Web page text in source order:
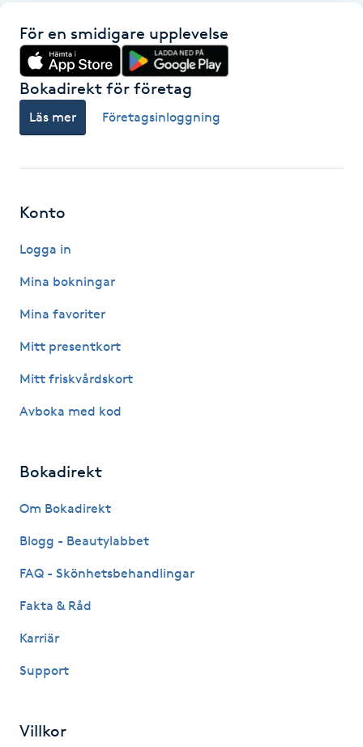
Kinesiologi
Kinesisk medicin
Kiropraktik
Klippning ungdom
Kosmetisk tatuering
Kroppspeeling
Kärlbehandling
För en smidigare upplevelse
Bokadirekt för företag
Läs mer Företagsinloggning
Konto
Logga in
Mina bokningar
Mina favoriter
Mitt presentkort
Mitt friskvårdskort
Avboka med kod
Bokadirekt
Om Bokadirekt
Blogg - Beautylabbet
FAQ - Skönhetsbehandlingar
Fakta & Råd
Karriär
Support
Villkor